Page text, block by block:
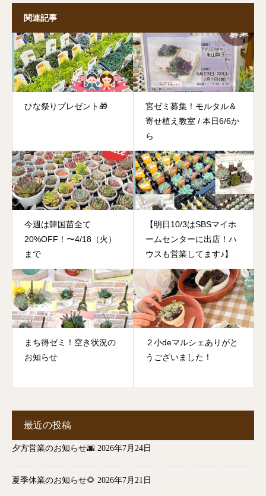
関連記事
ひな祭りプレゼント🎁
宮ゼミ募集！モルタル＆
寄せ植え教室 / 本日6/6か
ら
今週は韓国苗全て
20%OFF！〜4/18（火）
まで
【明日10/3はSBSマイホ
ームセンターに出店！ハ
ウスも営業してます♪】
まち得ゼミ！空き状況の
お知らせ
２小deマルシェありがと
うございました！
最近の投稿
夕方営業のお知らせ🌆 2026年7月24日
夏季休業のお知らせ🌻 2026年7月21日